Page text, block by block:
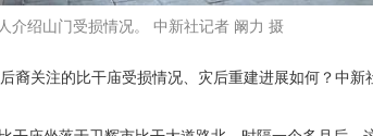
介绍山门受损情况。 中新社记者 阚力 摄
关注的比干庙受损情况、灾后重建进展如何？中新